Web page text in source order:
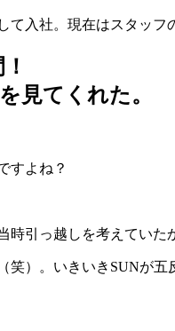
入社。現在はスタッフ
見てくれた。
すよね？
引っ越しを考えてい
笑）。いきいきSUNが